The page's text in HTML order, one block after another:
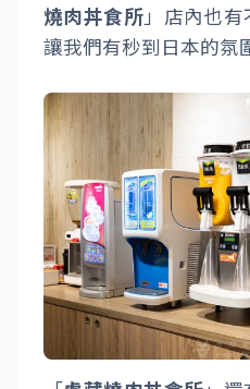
燒肉丼食所 」店內也
讓我們有秒到日本的氛